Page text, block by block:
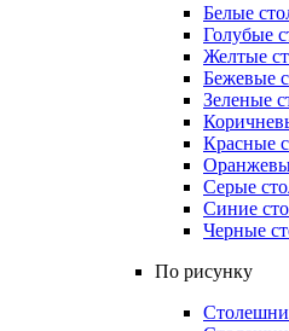
Белые
Голубые
Желтые
Бежевые
Зеленые
Красные
Серые
Синие
Черные
По рисунку